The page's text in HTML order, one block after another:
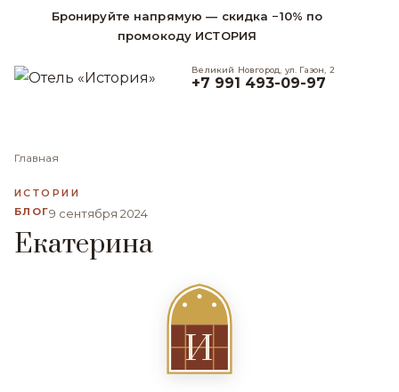
Бронируйте напрямую — скидка −10% по
промокоду ИСТОРИЯ
Великий Новгород, ул. Газон, 2
+7 991 493-09-97
Главная
ИСТОРИИ
БЛОГ9 сентября 2024
Екатерина
И